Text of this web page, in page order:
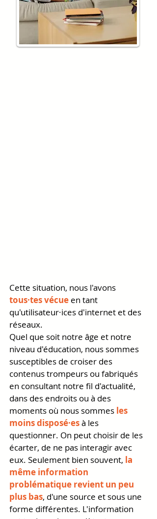
Cette situation, nous l'avons
tous·tes vécue en tant
qu'utilisateur·ices d'internet et des
réseaux.
Quel que soit notre âge et notre
niveau d'éducation, nous sommes
susceptibles de croiser des
contenus trompeurs ou fabriqués
en consultant notre fil d'actualité,
dans des endroits ou à des
moments où nous sommes les
moins disposé·esà les
questionner. On peut choisir de les
écarter, de ne pas interagir avec
eux. Seulement bien souvent, la
même information
problématique revient un peu
plus bas, d'une source et sous une
forme différentes. L'information